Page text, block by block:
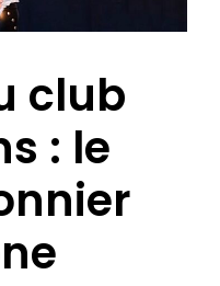
club
: le